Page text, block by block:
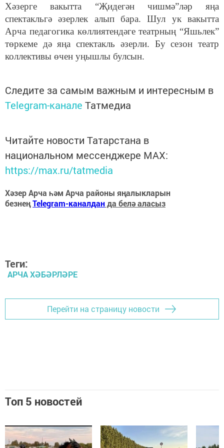
Хәзерге вакытта “Җидегән чишмә”ләр яңа
спектакльгә әзерлек алып бара. Шул ук вакытта
Арча педагогика көллиятендәге театрның “Яшьлек”
төркеме дә яңа спектакль әзерли. Бу сезон театр
коллективы өчен уңышлы булсын.
Следите за самым важным и интересным в
Telegram-канале Татмедиа
Читайте новости Татарстана в
национальном мессенджере MАХ:
https://max.ru/tatmedia
Хәзер Арча һәм Арча районы яңалыкларын
безнеңTelegram-каналданда белә аласыз
Теги:
АРЧА ХӘБӘРЛӘРЕ
Перейти на страницу новости
Топ 5 новостей